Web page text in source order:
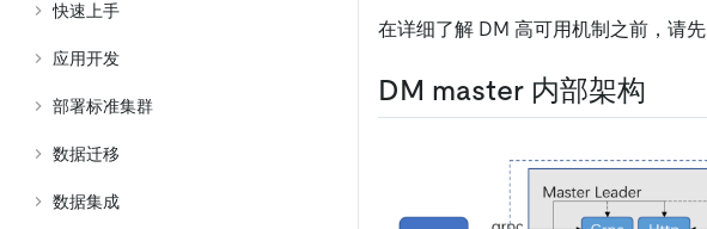
快速上手
应用开发
部署标准集群
数据迁移
数据集成
在详细了解 DM 高可用机制之前，请
DM master 内部架构